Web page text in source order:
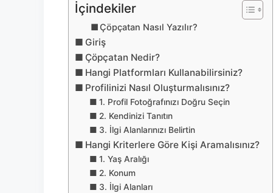
İçindekiler
Çöpçatan Nasıl Yazılır?
Giriş
Çöpçatan Nedir?
Hangi Platformları Kullanabilirsiniz?
Profilinizi Nasıl Oluşturmalısınız?
1. Profil Fotoğrafınızı Doğru Seçin
2. Kendinizi Tanıtın
3. İlgi Alanlarınızı Belirtin
Hangi Kriterlere Göre Kişi Aramalısınız?
1. Yaş Aralığı
2. Konum
3. İlgi Alanları